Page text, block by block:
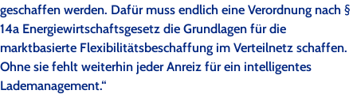
geschaffen werden. Dafür muss endlich eine Verordnung nach §
14a Energiewirtschaftsgesetz die Grundlagen für die
marktbasierte Flexibilitätsbeschaffung im Verteilnetz schaffen.
Ohne sie fehlt weiterhin jeder Anreiz für ein intelligentes
Lademanagement.“